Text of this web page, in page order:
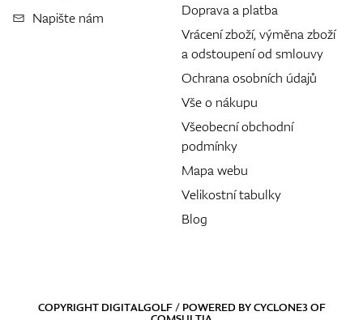
Napište nám
Doprava a platba
Vrácení zboží, výměna zboží
a odstoupení od smlouvy
Ochrana osobních údajů
Vše o nákupu
Všeobecní obchodní
podmínky
Mapa webu
Velikostní tabulky
Blog
COPYRIGHT DIGITALGOLF / POWERED BYCYCLONE3OF